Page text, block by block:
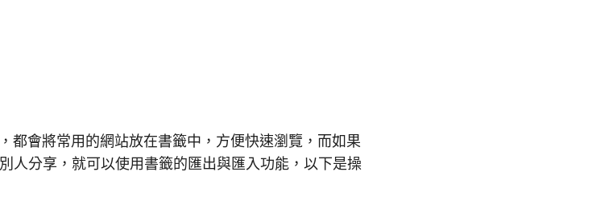
都會將常用的網站放在書籤中，方便快速瀏覽，而如果
人分享，就可以使用書籤的匯出與匯入功能，以下是操